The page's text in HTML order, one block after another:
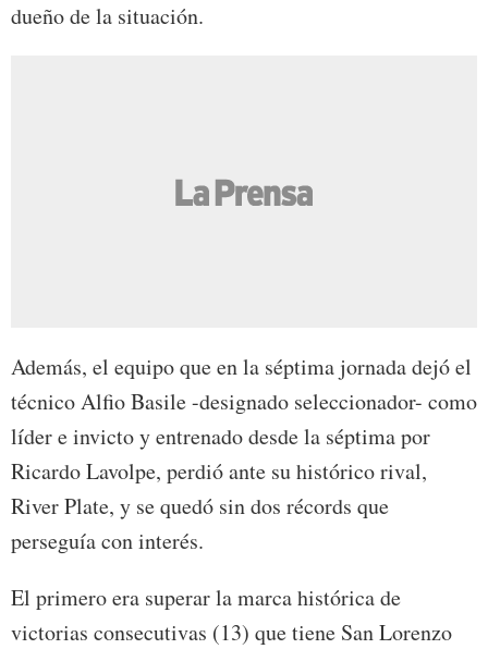
dueño de la situación.
Además, el equipo que en la séptima jornada dejó el
técnico Alfio Basile -designado seleccionador- como
líder e invicto y entrenado desde la séptima por
Ricardo Lavolpe, perdió ante su histórico rival,
River Plate, y se quedó sin dos récords que
perseguía con interés.
El primero era superar la marca histórica de
victorias consecutivas (13) que tiene San Lorenzo